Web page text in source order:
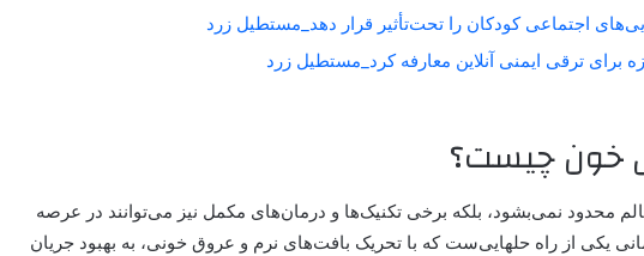
اجتماعی کودکان را تحت‌تأثیر قرار دهد_مستطیل زرد
خون چیست؟
محدود نمی‌بشود، بلکه برخی تکنیک‌ها و درمان‌های مکمل نیز می‌توانند در عرصه
یکی از راه حلهایی‌ست که با تحریک بافت‌های نرم و عروق خونی، به بهبود جریان